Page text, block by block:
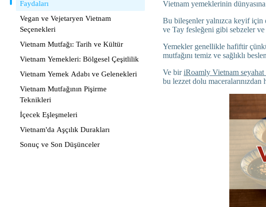
Faydaları
Vegan ve Vejetaryen Vietnam
Seçenekleri
Vietnam Mutfağı: Tarih ve Kültür
Vietnam Yemekleri: Bölgesel Çeşitlilik
Vietnam Yemek Adabı ve Gelenekleri
Vietnam Mutfağının Pişirme
Teknikleri
İçecek Eşleşmeleri
Vietnam'da Aşçılık Durakları
Sonuç ve Son Düşünceler
Vietnam yemeklerinin
Bu bileşenler yalnızca keyif için
ve Tay fesleğeni gibi sebzeler
Yemekler genellikle hafiftir
mutfağını temiz ve sağlıklı
Ve biriRoamly Vietnam seyahat
bu lezzet dolu